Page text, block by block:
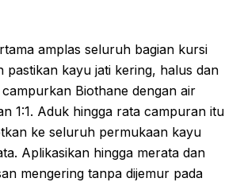
amplas seluruh bagian kursi
pastikan kayu jati kering, halus dan
Biothane dengan air
1:1. Aduk hingga rata campuran itu
ke seluruh permukaan kayu
Aplikasikan hingga merata dan
mengering tanpa dijemur pada